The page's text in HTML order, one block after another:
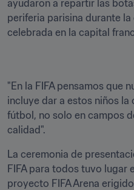
ayudaron a repartir las
periferia parisina durante
celebrada en la capital
"En la FIFA pensamos que
incluye dar a estos niños la
fútbol, no solo en campos
calidad".
La ceremonia de
FIFA para todos tuvo lugar
proyecto FIFA Arena